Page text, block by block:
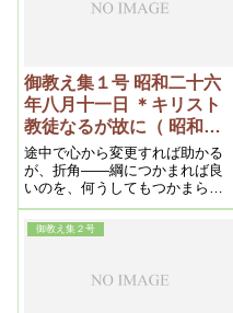
御教え集１号 昭和二十六
年八月十一日 ＊キリスト
教徒なるが故に（ 昭和二
十六年九月二十日）
途中で心から変更すれば助かる
が、折角——綱につかまれば良
いのを、何うしてもつかまらな
いで、暗闇になっているのです
が。
御教え集２号